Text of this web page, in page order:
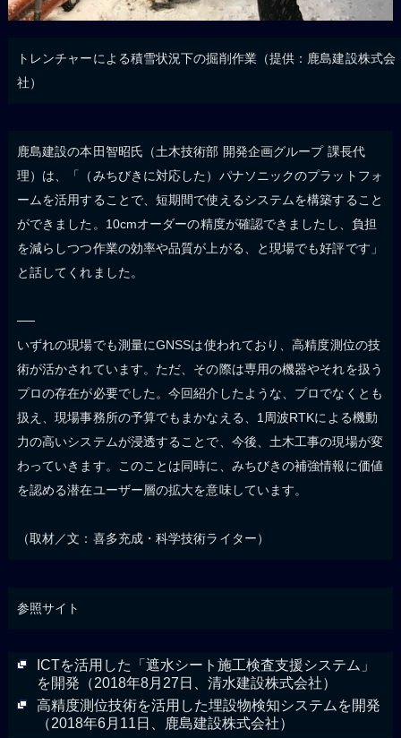
トレンチャーによる積雪状況下の掘削作業（提供：鹿島建設株式会
社）
鹿島建設の本田智昭氏（土木技術部 開発企画グループ 課長代
理）は、「（みちびきに対応した）パナソニックのプラットフォ
ームを活用することで、短期間で使えるシステムを構築すること
ができました。10cmオーダーの精度が確認できましたし、負担
を減らしつつ作業の効率や品質が上がる、と現場でも好評です」
と話してくれました。
──
いずれの現場でも測量にGNSSは使われており、高精度測位の技
術が活かされています。ただ、その際は専用の機器やそれを扱う
プロの存在が必要でした。今回紹介したような、プロでなくとも
扱え、現場事務所の予算でもまかなえる、1周波RTKによる機動
力の高いシステムが浸透することで、今後、土木工事の現場が変
わっていきます。このことは同時に、みちびきの補強情報に価値
を認める潜在ユーザー層の拡大を意味しています。
（取材／文：喜多充成・科学技術ライター）
参照サイト
ICTを活用した「遮水シート施工検査支援システム」
を開発（2018年8月27日、清水建設株式会社）
高精度測位技術を活用した埋設物検知システムを開発
（2018年6月11日、鹿島建設株式会社）